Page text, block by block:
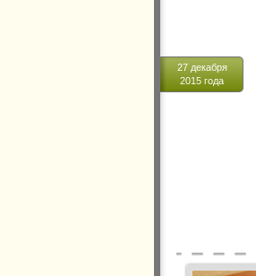
27 декабря
2015 года